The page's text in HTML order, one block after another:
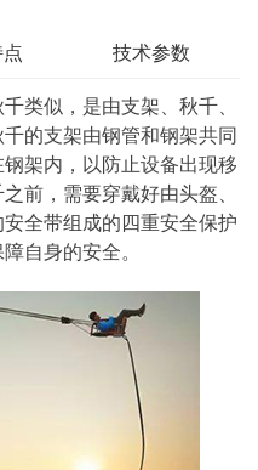
技术参数
类似，是由支架、秋千、
的支架由钢管和钢架共同
架内，以防止设备出现移
前，需要穿戴好由头盔、
全带组成的四重安全保护
自身的安全。